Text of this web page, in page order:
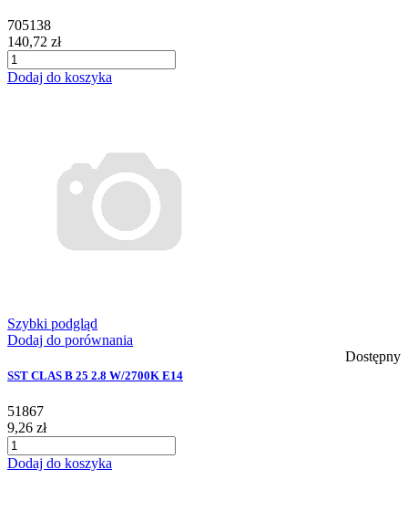
705138
140,72 zł
Dodaj do koszyka
Szybki podgląd
Dodaj do porównania
Dostępny
SST CLAS B 25 2.8 W/2700K E14
51867
9,26 zł
Dodaj do koszyka